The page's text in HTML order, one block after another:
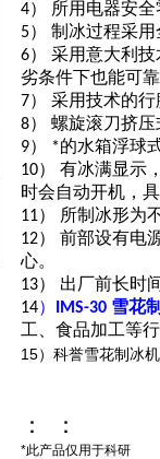
4） 所用电器安全
5） 制冰过程采
6） 采用意大利
劣条件下也能可
7） 采用技术的
8） 螺旋滚刀挤
9） *的水箱浮球
10） 有冰满显示
时会自动开机，
11） 所制冰形为
12） 前部设有电
心。
13） 出厂前长时
14）
IMS-30 雪花
工、食品加工等
15）科誉雪花制冰
： ：
*此产品仅用于科研